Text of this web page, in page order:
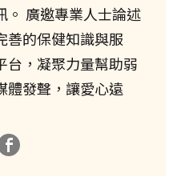
。 廣邀專業人士論述
善的保健知識與服
台，凝聚力量幫助弱
體發聲，讓愛心遠